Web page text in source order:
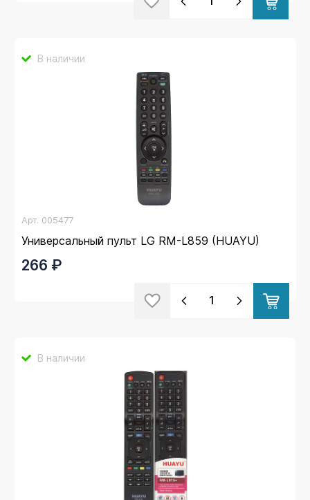
В наличии
Арт. 005477
Универсальный пульт LG RM-L859 (HUAYU)
266 ₽
В наличии